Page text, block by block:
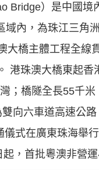
Bridge）是中國
內，為珠江三角
大橋主體工程全線
港珠澳大橋東起
；橋隧全長55千
向六車道高速公
式在廣東珠海舉
，首批粵澳非營